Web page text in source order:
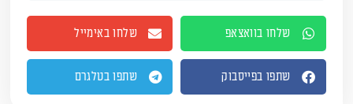
שלחו בוואצאפ שלחו באימייל
שתפו בפייסבוק שתפו בטלגרם